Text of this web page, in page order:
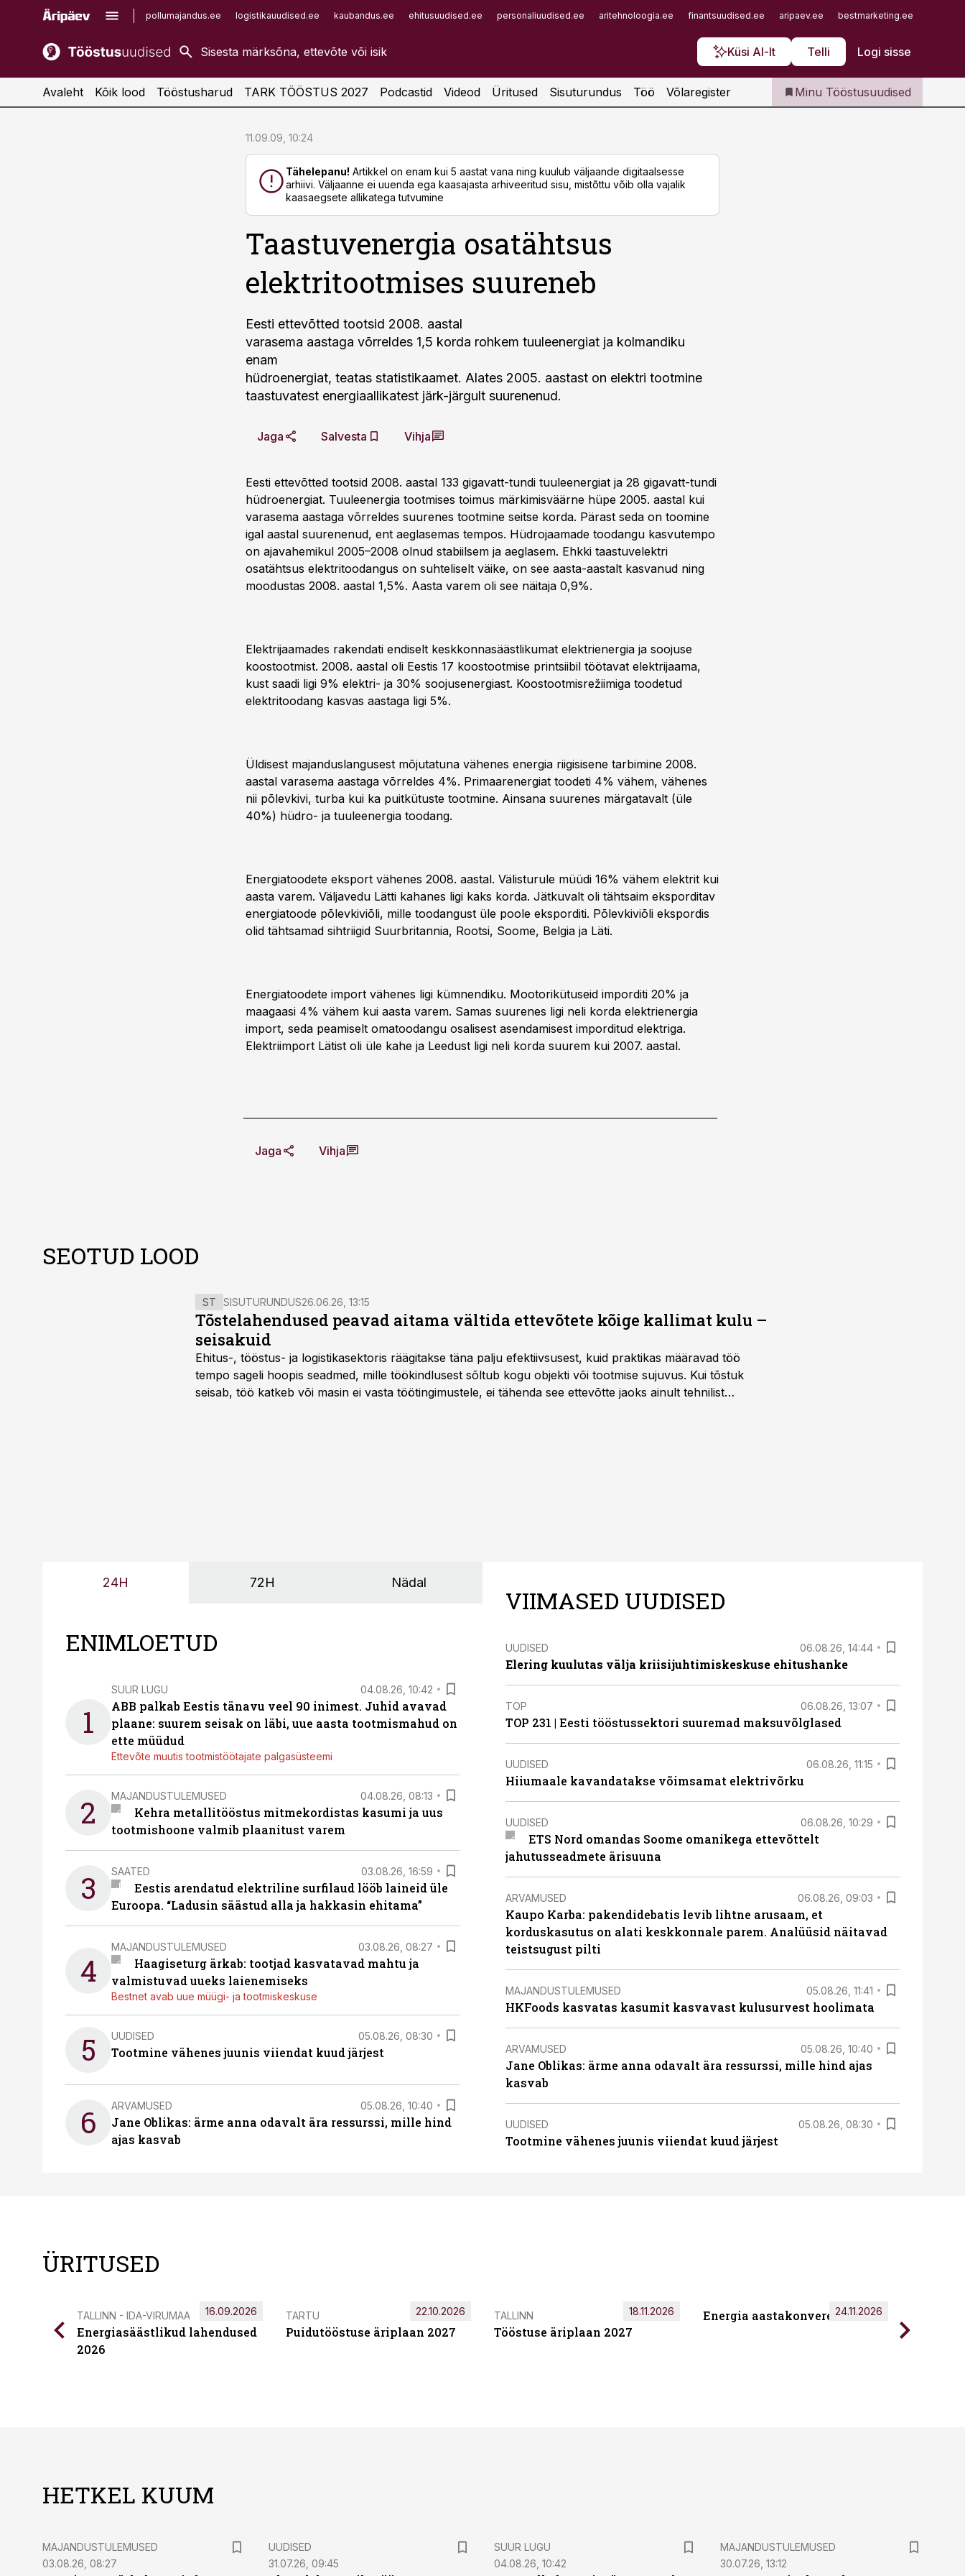
pollumajandus.ee logistikauudised.ee kaubandus.ee ehitusuudised.ee personaliuudised.ee aritehnoloogia.ee finantsuudised.ee aripaev.ee bestmarketing.ee
Küsi AI-lt Telli Logi sisse
kaubandus.ee
kinnisvarauudised.ee
imelineajalugu.ee
Infopank
Iseteenindus
Telli Tööstusuudised
Avaleht Kõik lood Tööstusharud TARK TÖÖSTUS 2027 Podcastid Videod Üritused Sisuturundus Töö Võlaregister Minu Tööstusuudised
11.09.09, 10:24
Tähelepanu! Artikkel on enam kui 5 aastat vana ning kuulub väljaande digitaalsesse
arhiivi. Väljaanne ei uuenda ega kaasajasta arhiveeritud sisu, mistõttu võib olla vajalik
kaasaegsete allikatega tutvumine
Taastuvenergia osatähtsus
elektritootmises suureneb
Eesti ettevõtted tootsid 2008. aastal
varasema aastaga võrreldes 1,5 korda rohkem tuuleenergiat ja kolmandiku
enam
hüdroenergiat, teatas statistikaamet. Alates 2005. aastast on elektri tootmine
taastuvatest energiaallikatest järk-järgult suurenenud.
Jaga Salvesta Vihja
Eesti ettevõtted tootsid 2008. aastal 133 gigavatt-tundi tuuleenergiat ja 28 gigavatt-tundi
hüdroenergiat. Tuuleenergia tootmises toimus märkimisväärne hüpe 2005. aastal kui
varasema aastaga võrreldes suurenes tootmine seitse korda. Pärast seda on toomine
igal aastal suurenenud, ent aeglasemas tempos. Hüdrojaamade toodangu kasvutempo
on ajavahemikul 2005–2008 olnud stabiilsem ja aeglasem. Ehkki taastuvelektri
osatähtsus elektritoodangus on suhteliselt väike, on see aasta-aastalt kasvanud ning
moodustas 2008. aastal 1,5%. Aasta varem oli see näitaja 0,9%.
Elektrijaamades rakendati endiselt keskkonnasäästlikumat elektrienergia ja soojuse
koostootmist. 2008. aastal oli Eestis 17 koostootmise printsiibil töötavat elektrijaama,
kust saadi ligi 9% elektri- ja 30% soojusenergiast. Koostootmisrežiimiga toodetud
elektritoodang kasvas aastaga ligi 5%.
Üldisest majanduslangusest mõjutatuna vähenes energia riigisisene tarbimine 2008.
aastal varasema aastaga võrreldes 4%. Primaarenergiat toodeti 4% vähem, vähenes
nii põlevkivi, turba kui ka puitkütuste tootmine. Ainsana suurenes märgatavalt (üle
40%) hüdro- ja tuuleenergia toodang.
Energiatoodete eksport vähenes 2008. aastal. Välisturule müüdi 16% vähem elektrit kui
aasta varem. Väljavedu Lätti kahanes ligi kaks korda. Jätkuvalt oli tähtsaim eksporditav
energiatoode põlevkiviõli, mille toodangust üle poole eksporditi. Põlevkiviõli ekspordis
olid tähtsamad sihtriigid Suurbritannia, Rootsi, Soome, Belgia ja Läti.
Energiatoodete import vähenes ligi kümnendiku. Mootorikütuseid imporditi 20% ja
maagaasi 4% vähem kui aasta varem. Samas suurenes ligi neli korda elektrienergia
import, seda peamiselt omatoodangu osalisest asendamisest imporditud elektriga.
Elektriimport Lätist oli üle kahe ja Leedust ligi neli korda suurem kui 2007. aastal.
Jaga Vihja
SEOTUD LOOD
ST SISUTURUNDUS26.06.26, 13:15
Tõstelahendused peavad aitama vältida ettevõtete kõige kallimat kulu –
seisakuid
Ehitus-, tööstus- ja logistikasektoris räägitakse täna palju efektiivsusest, kuid praktikas määravad töö
tempo sageli hoopis seadmed, mille töökindlusest sõltub kogu objekti või tootmise sujuvus. Kui tõstuk
seisab, töö katkeb või masin ei vasta töötingimustele, ei tähenda see ettevõtte jaoks ainult tehnilist
24H 72H Nädal
ENIMLOETUD
1
SUUR LUGU 04.08.26, 10:42
ABB palkab Eestis tänavu veel 90 inimest. Juhid avavad
plaane: suurem seisak on läbi, uue aasta tootmismahud on
ette müüdud
Ettevõte muutis tootmistöötajate palgasüsteemi
2 MAJANDUSTULEMUSED 04.08.26, 08:13
Kehra metallitööstus mitmekordistas kasumi ja uus
tootmishoone valmib plaanitust varem
3 SAATED 03.08.26, 16:59
Eestis arendatud elektriline surfilaud lööb laineid üle
Euroopa. “Ladusin säästud alla ja hakkasin ehitama”
4
MAJANDUSTULEMUSED 03.08.26, 08:27
Haagiseturg ärkab: tootjad kasvatavad mahtu ja
valmistuvad uueks laienemiseks
Bestnet avab uue müügi- ja tootmiskeskuse
5 UUDISED 05.08.26, 08:30
Tootmine vähenes juunis viiendat kuud järjest
6 ARVAMUSED 05.08.26, 10:40
Jane Oblikas: ärme anna odavalt ära ressurssi, mille hind
ajas kasvab
VIIMASED UUDISED
UUDISED 06.08.26, 14:44
Elering kuulutas välja kriisijuhtimiskeskuse ehitushanke
TOP 06.08.26, 13:07
TOP 231 | Eesti tööstussektori suuremad maksuvõlglased
UUDISED 06.08.26, 11:15
Hiiumaale kavandatakse võimsamat elektrivõrku
UUDISED 06.08.26, 10:29
ETS Nord omandas Soome omanikega ettevõttelt
jahutusseadmete ärisuuna
ARVAMUSED 06.08.26, 09:03
Kaupo Karba: pakendidebatis levib lihtne arusaam, et
korduskasutus on alati keskkonnale parem. Analüüsid näitavad
teistsugust pilti
MAJANDUSTULEMUSED 05.08.26, 11:41
HKFoods kasvatas kasumit kasvavast kulusurvest hoolimata
ARVAMUSED 05.08.26, 10:40
Jane Oblikas: ärme anna odavalt ära ressurssi, mille hind ajas
kasvab
UUDISED 05.08.26, 08:30
Tootmine vähenes juunis viiendat kuud järjest
ÜRITUSED
TALLINN - IDA-VIRUMAA
Energiasäästlikud lahendused
2026
16.09.2026 TARTU
Puidutööstuse äriplaan 2027
22.10.2026 TALLINN
Tööstuse äriplaan 2027
18.11.2026 Energia aastakonverents 2026
24.11.2026
HETKEL KUUM
MAJANDUSTULEMUSED
03.08.26, 08:27
UUDISED
31.07.26, 09:45
SUUR LUGU
04.08.26, 10:42
MAJANDUSTULEMUSED
30.07.26, 13:12